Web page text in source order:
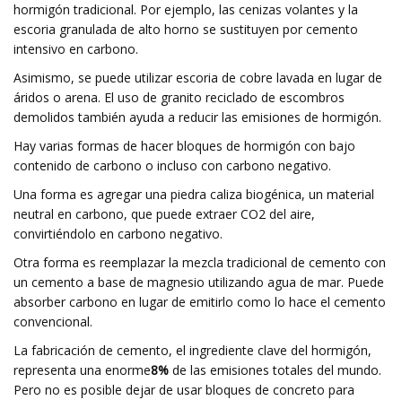
hormigón tradicional. Por ejemplo, las cenizas volantes y la
escoria granulada de alto horno se sustituyen por cemento
intensivo en carbono.
Asimismo, se puede utilizar escoria de cobre lavada en lugar de
áridos o arena. El uso de granito reciclado de escombros
demolidos también ayuda a reducir las emisiones de hormigón.
Hay varias formas de hacer bloques de hormigón con bajo
contenido de carbono o incluso con carbono negativo.
Una forma es agregar una piedra caliza biogénica, un material
neutral en carbono, que puede extraer CO2 del aire,
convirtiéndolo en carbono negativo.
Otra forma es reemplazar la mezcla tradicional de cemento con
un cemento a base de magnesio utilizando agua de mar. Puede
absorber carbono en lugar de emitirlo como lo hace el cemento
convencional.
La fabricación de cemento, el ingrediente clave del hormigón,
representa una enorme8% de las emisiones totales del mundo.
Pero no es posible dejar de usar bloques de concreto para